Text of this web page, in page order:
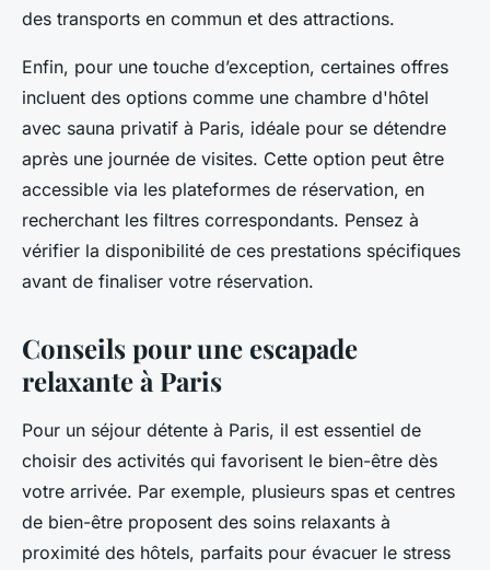
des transports en commun et des attractions.
Enfin, pour une touche d’exception, certaines offres
incluent des options comme une chambre d'hôtel
avec sauna privatif à Paris, idéale pour se détendre
après une journée de visites. Cette option peut être
accessible via les plateformes de réservation, en
recherchant les filtres correspondants. Pensez à
vérifier la disponibilité de ces prestations spécifiques
avant de finaliser votre réservation.
Conseils pour une escapade
relaxante à Paris
Pour un séjour détente à Paris, il est essentiel de
choisir des activités qui favorisent le bien-être dès
votre arrivée. Par exemple, plusieurs spas et centres
de bien-être proposent des soins relaxants à
proximité des hôtels, parfaits pour évacuer le stress